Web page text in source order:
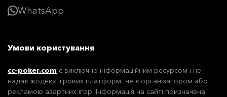
WhatsApp
Умови користування
cc-poker.com є виключно інформаційним ресурсом і не
надає жодних ігрових платформ, не є організатором або
рекламою азартних ігор. Інформація на сайті призначена